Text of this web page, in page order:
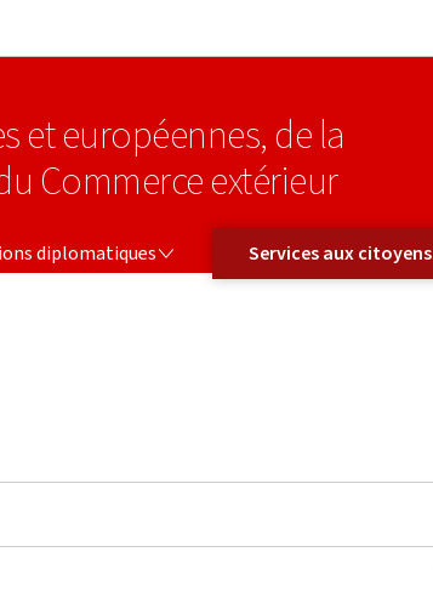
et européennes, de la
Commerce extérieur
diplomatiques Services aux citoyens